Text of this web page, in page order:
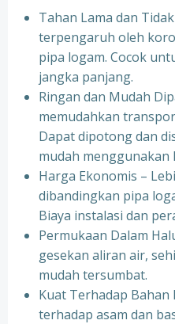
Tahan Lama dan
terpengaruh oleh
pipa logam. Cocok
jangka panjang.
Ringan dan Mudah
memudahkan
Dapat dipotong dan
mudah menggunakan
Harga Ekonomis –
dibandingkan pipa
Biaya instalasi dan
Permukaan Dalam
gesekan aliran air,
mudah tersumbat.
Kuat Terhadap
terhadap asam dan